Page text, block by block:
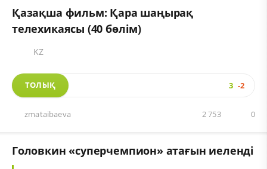
Қазақша фильм: Қара шаңырақ
телехикаясы (40 бөлім)
KZ
ТОЛЫҚ 3 -2
zmataibaeva 0
2 753
Головкин «суперчемпион» атағын иеленді